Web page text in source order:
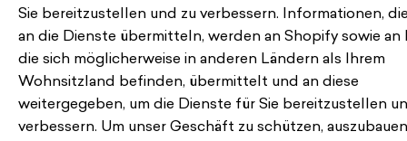
Sie bereitzustellen und zu verbessern. Informationen,
an die Dienste übermitteln, werden an Shopify sowie an
die sich möglicherweise in anderen Ländern als Ihrem
Wohnsitzland befinden, übermittelt und an diese
weitergegeben, um die Dienste für Sie bereitzustellen
verbessern. Um unser Geschäft zu schützen,